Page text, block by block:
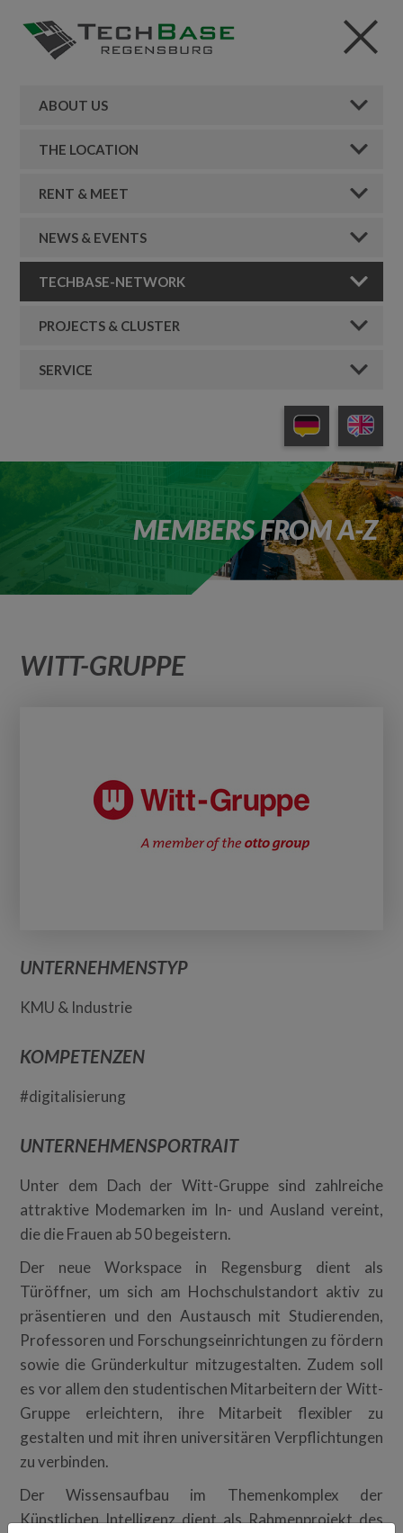
ABOUT US
THE LOCATION
RENT & MEET
NEWS & EVENTS
TECHBASE-NETWORK
PROJECTS & CLUSTER
SERVICE
MEMBERS FROM A-Z
WITT-GRUPPE
UNTERNEHMENSTYP
KMU & Industrie
KOMPETENZEN
#digitalisierung
UNTERNEHMENSPORTRAIT
Unter dem Dach der Witt-Gruppe sind zahlreiche
attraktive Modemarken im In- und Ausland vereint,
die die Frauen ab 50 begeistern.
Der neue Workspace in Regensburg dient als
Türöffner, um sich am Hochschulstandort aktiv zu
präsentieren und den Austausch mit Studierenden,
Professoren und Forschungseinrichtungen zu fördern
sowie die Gründerkultur mitzugestalten. Zudem soll
es vor allem den studentischen Mitarbeitern der Witt-
Gruppe erleichtern, ihre Mitarbeit flexibler zu
gestalten und mit ihren universitären Verpflichtungen
zu verbinden.
Der Wissensaufbau im Themenkomplex der
Künstlichen Intelligenz dient als Rahmenprojekt des